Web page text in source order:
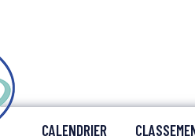
CALENDRIER